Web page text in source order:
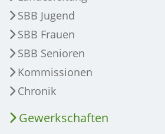
SBB Jugend
SBB Frauen
SBB Senioren
Kommissionen
Chronik
Gewerkschaften